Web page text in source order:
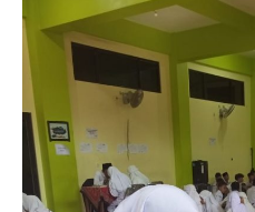
Siswa
MI,
MTs,
dan
MA
Ikuti
Ujian
IMTAKHO